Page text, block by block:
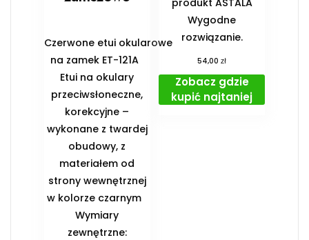
Czerwone etui okularowe
na zamek ET-121A
Etui na okulary
przeciwsłoneczne,
korekcyjne –
wykonane z twardej
obudowy, z
materiałem od
strony wewnętrznej
w kolorze czarnym
️Wymiary
zewnętrzne:
Wygodne
rozwiązanie.
54,00zł
Zobacz gdzie
kupić najtaniej